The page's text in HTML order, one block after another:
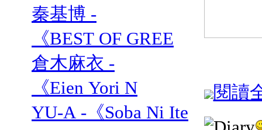
秦基博 -
《BEST OF GREE
倉木麻衣 -
《Eien Yori N
YU-A -《Soba Ni Ite
閱讀